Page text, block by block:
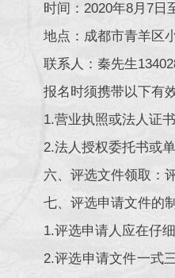
时间：2020年8月7日
地点：成都市青羊区
联系人：秦先生
报名时须携带以下有
1.营业执照或法人证
2.法人授权委托书或
六、评选文件领取：
七、评选申请文件的
1.评选申请人应在仔
2.评选申请文件一式